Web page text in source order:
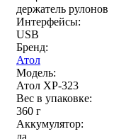
держатель рулонов
Интерфейсы:
USB
Бренд:
Атол
Модель:
Атол XP-323
Вес в упаковке:
360 г
Аккумулятор:
да